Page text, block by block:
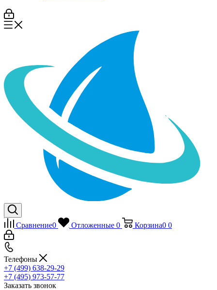
Сравнение0 Отложенные 0 Корзина0 0
Телефоны
+7 (499) 638-29-29
+7 (495) 973-57-77
Заказать звонок